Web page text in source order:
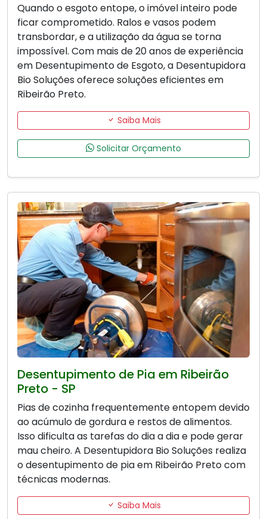
Quando o esgoto entope, o imóvel inteiro pode
ficar comprometido. Ralos e vasos podem
transbordar, e a utilização da água se torna
impossível. Com mais de 20 anos de experiência
em Desentupimento de Esgoto, a Desentupidora
Bio Soluções oferece soluções eficientes em
Ribeirão Preto.
Saiba Mais
Solicitar Orçamento
Desentupimento de Pia em Ribeirão
Preto - SP
Pias de cozinha frequentemente entopem devido
ao acúmulo de gordura e restos de alimentos.
Isso dificulta as tarefas do dia a dia e pode gerar
mau cheiro. A Desentupidora Bio Soluções realiza
o desentupimento de pia em Ribeirão Preto com
técnicas modernas.
Saiba Mais